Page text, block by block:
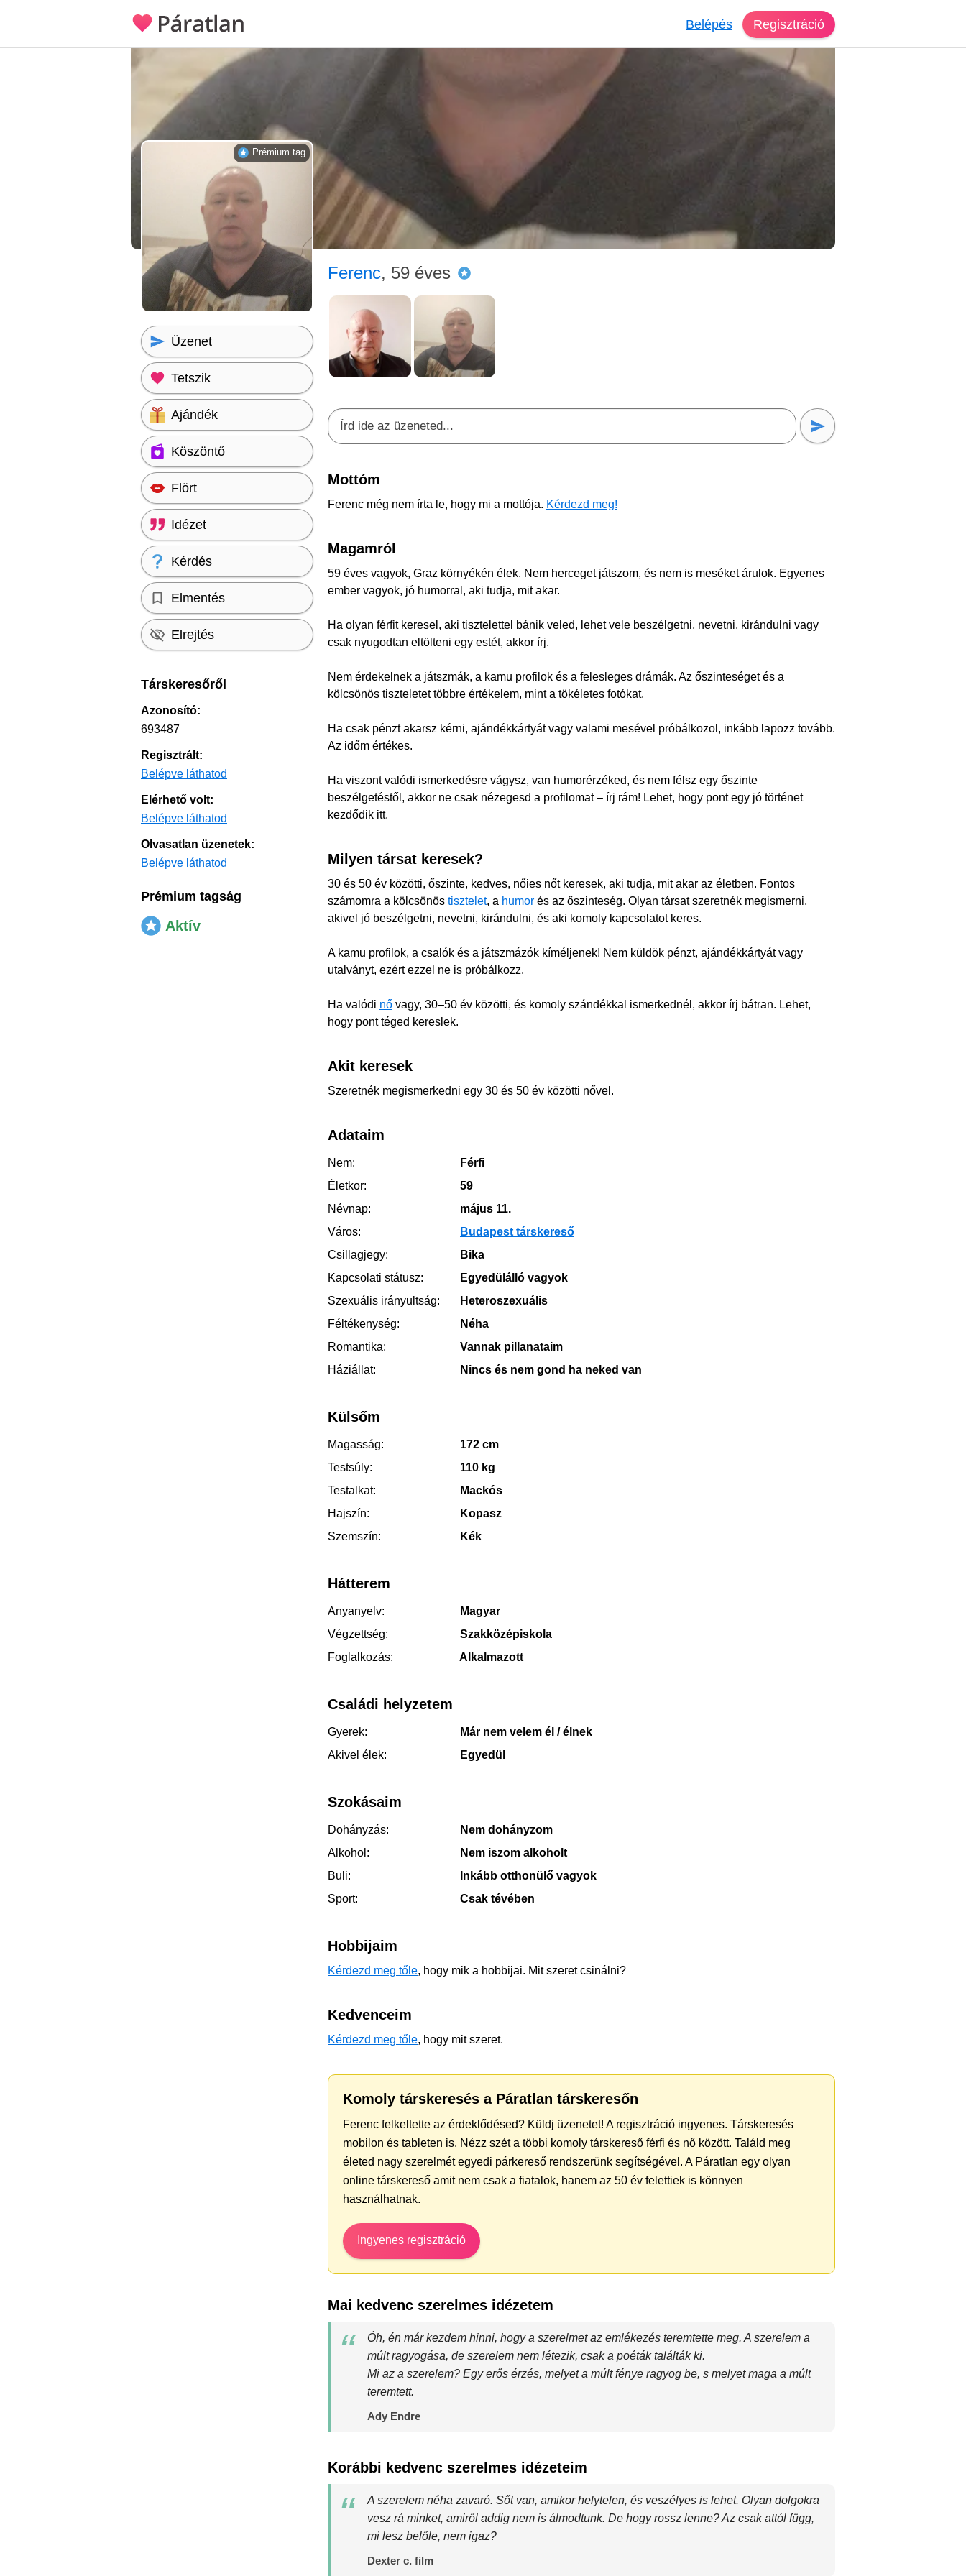
Belépés Regisztráció
Társkereső Budapest
Ferenc, 59 éves, férfi
Ferenc, 59 éves
Mottóm
Ferenc még nem írta le, hogy mi a mottója. Kérdezd meg!
Magamról
59 éves vagyok, Graz környékén élek. Nem herceget játszom, és nem is meséket árulok. Egyenes
ember vagyok, jó humorral, aki tudja, mit akar.
Ha olyan férfit keresel, aki tisztelettel bánik veled, lehet vele beszélgetni, nevetni, kirándulni vagy
csak nyugodtan eltölteni egy estét, akkor írj.
Nem érdekelnek a játszmák, a kamu profilok és a felesleges drámák. Az őszinteséget és a
kölcsönös tiszteletet többre értékelem, mint a tökéletes fotókat.
Ha csak pénzt akarsz kérni, ajándékkártyát vagy valami mesével próbálkozol, inkább lapozz tovább.
Az időm értékes.
Ha viszont valódi ismerkedésre vágysz, van humorérzéked, és nem félsz egy őszinte
beszélgetéstől, akkor ne csak nézegesd a profilomat – írj rám! Lehet, hogy pont egy jó történet
kezdődik itt.
Milyen társat keresek?
30 és 50 év közötti, őszinte, kedves, nőies nőt keresek, aki tudja, mit akar az életben. Fontos
számomra a kölcsönös tisztelet, a humor és az őszinteség. Olyan társat szeretnék megismerni,
akivel jó beszélgetni, nevetni, kirándulni, és aki komoly kapcsolatot keres.
A kamu profilok, a csalók és a játszmázók kíméljenek! Nem küldök pénzt, ajándékkártyát vagy
utalványt, ezért ezzel ne is próbálkozz.
Ha valódi nő vagy, 30–50 év közötti, és komoly szándékkal ismerkednél, akkor írj bátran. Lehet,
hogy pont téged kereslek.
Akit keresek
Szeretnék megismerkedni egy 30 és 50 év közötti nővel.
Adataim
Nem:
Férfi
Életkor:
59
Névnap:
május 11.
Város:
Budapest társkereső
Csillagjegy:
Bika
Kapcsolati státusz:
Egyedülálló vagyok
Szexuális irányultság:
Heteroszexuális
Féltékenység:
Néha
Romantika:
Vannak pillanataim
Háziállat:
Nincs és nem gond ha neked van
Külsőm
Magasság:
172 cm
Testsúly:
110 kg
Testalkat:
Mackós
Hajszín:
Kopasz
Szemszín:
Kék
Hátterem
Anyanyelv:
Magyar
Végzettség:
Szakközépiskola
Foglalkozás:
Alkalmazott
Családi helyzetem
Gyerek:
Már nem velem él / élnek
Akivel élek:
Egyedül
Szokásaim
Dohányzás:
Nem dohányzom
Alkohol:
Nem iszom alkoholt
Buli:
Inkább otthonülő vagyok
Sport:
Csak tévében
Hobbijaim
Kérdezd meg tőle, hogy mik a hobbijai. Mit szeret csinálni?
Kedvenceim
Kérdezd meg tőle, hogy mit szeret.
Komoly társkeresés a Páratlan társkeresőn
Ferenc felkeltette az érdeklődésed? Küldj üzenetet! A regisztráció ingyenes. Társkeresés
mobilon és tableten is. Nézz szét a többi komoly társkereső férfi és nő között. Találd meg
életed nagy szerelmét egyedi párkereső rendszerünk segítségével. A Páratlan egy olyan
online társkereső amit nem csak a fiatalok, hanem az 50 év felettiek is könnyen
használhatnak.
Ingyenes regisztráció
Mai kedvenc szerelmes idézetem
Óh, én már kezdem hinni, hogy a szerelmet az emlékezés teremtette meg. A szerelem a
múlt ragyogása, de szerelem nem létezik, csak a poéták találták ki.
Mi az a szerelem? Egy erős érzés, melyet a múlt fénye ragyog be, s melyet maga a múlt
teremtett.
Ady Endre
Korábbi kedvenc szerelmes idézeteim
A szerelem néha zavaró. Sőt van, amikor helytelen, és veszélyes is lehet. Olyan dolgokra
vesz rá minket, amiről addig nem is álmodtunk. De hogy rossz lenne? Az csak attól függ,
mi lesz belőle, nem igaz?
Dexter c. film
Prémium tag
Üzenet
Tetszik
Ajándék
Köszöntő
Flört
Idézet
Kérdés
Elmentés
Elrejtés
Társkeresőről
Azonosító:
693487
Regisztrált:
Belépve láthatod
Elérhető volt:
Belépve láthatod
Olvasatlan üzenetek:
Belépve láthatod
Prémium tagság
Aktív